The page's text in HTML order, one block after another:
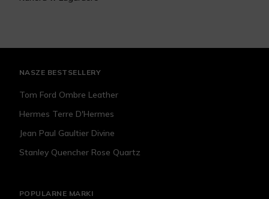
NASZE BESTSELLERY
Tom Ford Ombre Leather
Hermes Terre D'Hermes
Jean Paul Gaultier Divine
Stanley Quencher Rose Quartz
POPULARNE MARKI